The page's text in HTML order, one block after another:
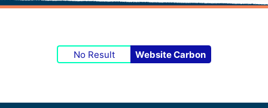
No Result Website Carbon